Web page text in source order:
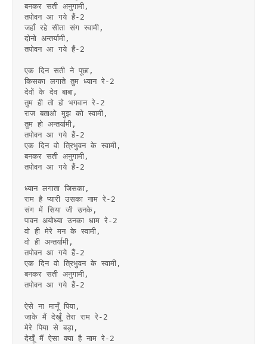
बनकर सती अनुगामी,
तपोवन आ गये हैं-2
जहाँ रहे सीता संग स्वामी,
दोनो अन्तर्यामी,
तपोवन आ गये हैं-2
एक दिन सती ने पूछा,
किसका लगाते तुम ध्यान रे-2
देवों के देव बाबा,
तुम ही तो हो भगवान रे-2
राज बताओ मुझ को स्वामी,
तुम हो अन्तर्यामी,
तपोवन आ गये हैं-2
एक दिन वो त्रिभुवन के स्वामी,
बनकर सती अनुगामी,
तपोवन आ गये हैं-2
ध्यान लगाता जिसका,
राम है प्यारी उसका नाम रे-2
संग में सिया जी उनके,
पावन अयोध्या उनका धाम रे-2
वो ही मेरे मन के स्वामी,
वो ही अन्तर्यामी,
तपोवन आ गये हैं-2
एक दिन वो त्रिभुवन के स्वामी,
बनकर सती अनुगामी,
तपोवन आ गये हैं-2
ऐसे ना मानूँ पिया,
जाके मैं देखूँ तेरा राम रे-2
मेरे पिया से बड़ा,
देखूँ मैं ऐसा क्या है नाम रे-2